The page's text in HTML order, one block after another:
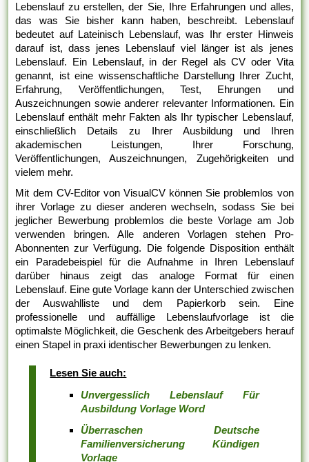
Lebenslauf zu erstellen, der Sie, Ihre Erfahrungen und alles,
das was Sie bisher kann haben, beschreibt. Lebenslauf
bedeutet auf Lateinisch Lebenslauf, was Ihr erster Hinweis
darauf ist, dass jenes Lebenslauf viel länger ist als jenes
Lebenslauf. Ein Lebenslauf, in der Regel als CV oder Vita
genannt, ist eine wissenschaftliche Darstellung Ihrer Zucht,
Erfahrung, Veröffentlichungen, Test, Ehrungen und
Auszeichnungen sowie anderer relevanter Informationen. Ein
Lebenslauf enthält mehr Fakten als Ihr typischer Lebenslauf,
einschließlich Details zu Ihrer Ausbildung und Ihren
akademischen Leistungen, Ihrer Forschung,
Veröffentlichungen, Auszeichnungen, Zugehörigkeiten und
vielem mehr.
Mit dem CV-Editor von VisualCV können Sie problemlos von
ihrer Vorlage zu dieser anderen wechseln, sodass Sie bei
jeglicher Bewerbung problemlos die beste Vorlage am Job
verwenden bringen. Alle anderen Vorlagen stehen Pro-
Abonnenten zur Verfügung. Die folgende Disposition enthält
ein Paradebeispiel für die Aufnahme in Ihren Lebenslauf
darüber hinaus zeigt das analoge Format für einen
Lebenslauf. Eine gute Vorlage kann der Unterschied zwischen
der Auswahlliste und dem Papierkorb sein. Eine
professionelle und auffällige Lebenslaufvorlage ist die
optimalste Möglichkeit, die Geschenk des Arbeitgebers herauf
einen Stapel in praxi identischer Bewerbungen zu lenken.
Lesen Sie auch:
Unvergesslich Lebenslauf Für
Ausbildung Vorlage Word
Überraschen Deutsche
Familienversicherung Kündigen
Vorlage